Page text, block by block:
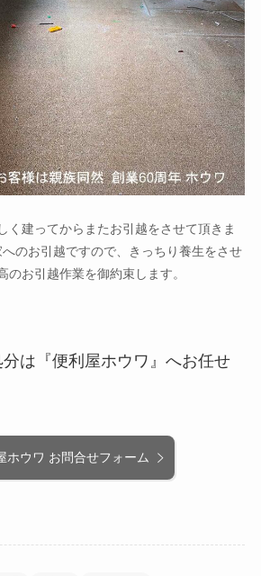
く建ってからまたお引越をさせて頂きま
のお引越ですので、きっちり養生をさせ
のお引越作業を御約束します。
は『便利屋ホウワ』へお任せ
ホウワ お問合せフォーム